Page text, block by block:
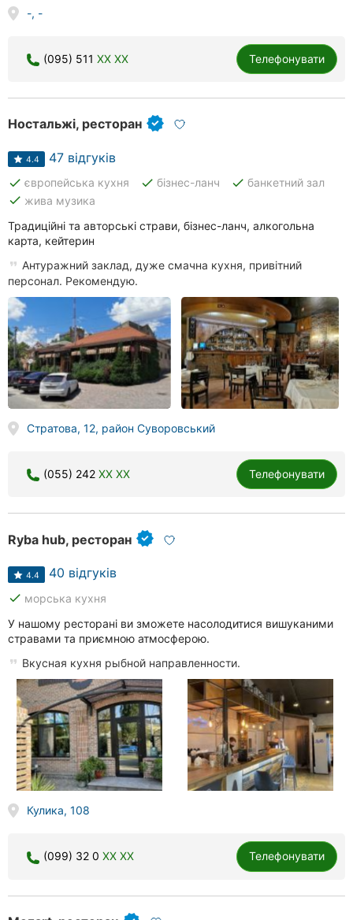
-, -
(095) 511 XX XX Телефонувати
Ностальжі, ресторан
4.4 47 відгуків
done європейська кухня done бізнес-ланч done банкетний зал
done жива музика
Традиційні та авторські страви, бізнес-ланч, алкогольна
карта, кейтерин
Антуражний заклад, дуже смачна кухня, привітний
персонал. Рекомендую.
Стратова, 12, район Суворовський
(055) 242 XX XX Телефонувати
Ryba hub, ресторан
4.4 40 відгуків
done морська кухня
У нашому ресторані ви зможете насолодитися вишуканими
стравами та приємною атмосферою.
Вкусная кухня рыбной направленности.
Кулика, 108
(099) 32 0 XX XX Телефонувати